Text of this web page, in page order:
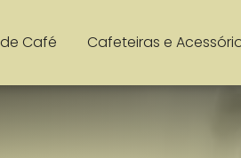
Café Cafeteiras e